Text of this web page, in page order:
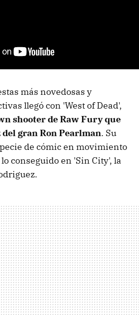
más novedosas y
llegó con 'West of Dead',
shooter de Raw Fury que
gran Ron Pearlman. Su
de cómic en movimiento
conseguido en 'Sin City', la